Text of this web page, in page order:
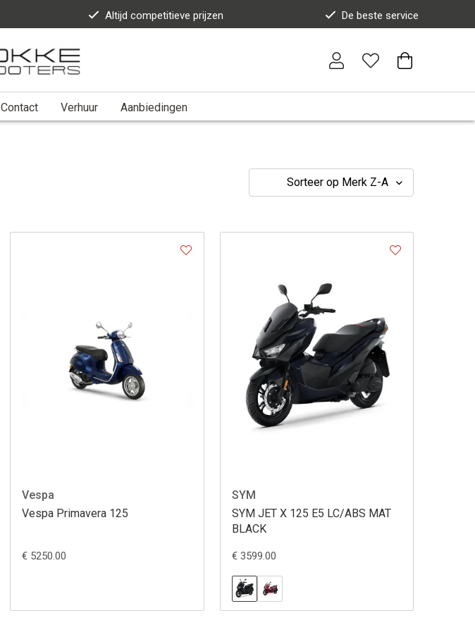
Altijd competitieve prijzen De beste service
Contact Verhuur Aanbiedingen
Vespa
Vespa Primavera 125
€ 5250.00
SYM
SYM JET X 125 E5 LC/ABS MAT
BLACK
€ 3599.00